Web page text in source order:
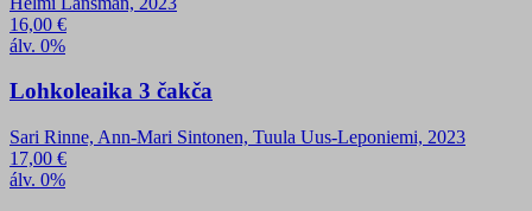
16,00 €
álv. 0%
Lohkoleaika 3 čakča
Sari Rinne, Ann-Mari Sintonen, Tuula Uus-Leponiemi, 2023
17,00 €
álv. 0%